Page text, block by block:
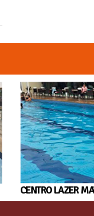
CENTRO LAZER